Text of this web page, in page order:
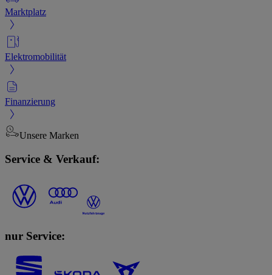
Marktplatz
Elektromobilität
Finanzierung
Unsere Marken
Service & Verkauf:
nur Service: